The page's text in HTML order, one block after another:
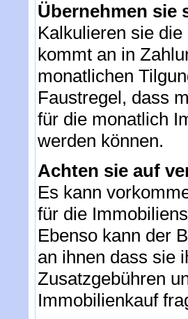
Übernehmen sie
Kalkulieren sie
kommt an in
monatlichen
Faustregel, dass
für die monatlich
werden können.
Achten sie auf
Es kann
für die
Ebenso kann der
an ihnen dass sie
Zusatzgebühren
Immobilienkauf